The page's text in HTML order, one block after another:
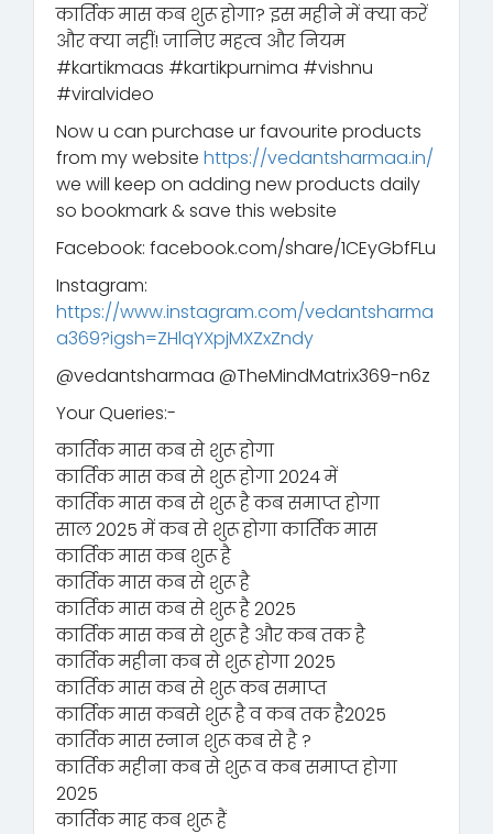
कार्तिक मास कब शुरू होगा? इस महीने में क्या करें
और क्या नहीं! जानिए महत्व और नियम
#kartikmaas #kartikpurnima #vishnu
#viralvideo
Now u can purchase ur favourite products
from my website https://vedantsharmaa.in/
we will keep on adding new products daily
so bookmark & save this website
Facebook: facebook.com/share/1CEyGbfFLu
Instagram:
https://www.instagram.com/vedantsharma
a369?igsh=ZHlqYXpjMXZxZndy
‪@vedantsharmaa‬ ‪@TheMindMatrix369-n6z‬
Your Queries:-
कार्तिक मास कब से शुरू होगा
कार्तिक मास कब से शुरू होगा 2024 में
कार्तिक मास कब से शुरू है कब समाप्त होगा
साल 2025 में कब से शुरू होगा कार्तिक मास
कार्तिक मास कब शुरू है
कार्तिक मास कब से शुरू है
कार्तिक मास कब से शुरू है 2025
कार्तिक मास कब से शुरू है और कब तक है
कार्तिक महीना कब से शुरू होगा 2025
कार्तिक मास कब से शुरू कब समाप्त
कार्तिक मास कबसे शुरू है व कब तक है2025
कार्तिक मास स्नान शुरू कब से है ?
कार्तिक महीना कब से शुरू व कब समाप्त होगा
2025
कार्तिक माह कब शुरू हैं